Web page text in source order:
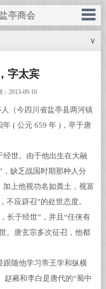
成员
服务
动态
引资
风采
中心
© www.cdytsh.com , All Rights
亭商会
∨
字太宾
2013-09-10
（今四川省盐亭县两河镇
( 公元 659 年 )，卒于唐
世。由于他出生在大融
缺乏战国时期那种人分
上他视功名如粪土，视富
不应辟召”的处世态度。
长于经世”，并且“任侠有
。唐玄宗多次征召，他都
随他学习帝王学和纵横
赵蕤和李白是唐代的“蜀中